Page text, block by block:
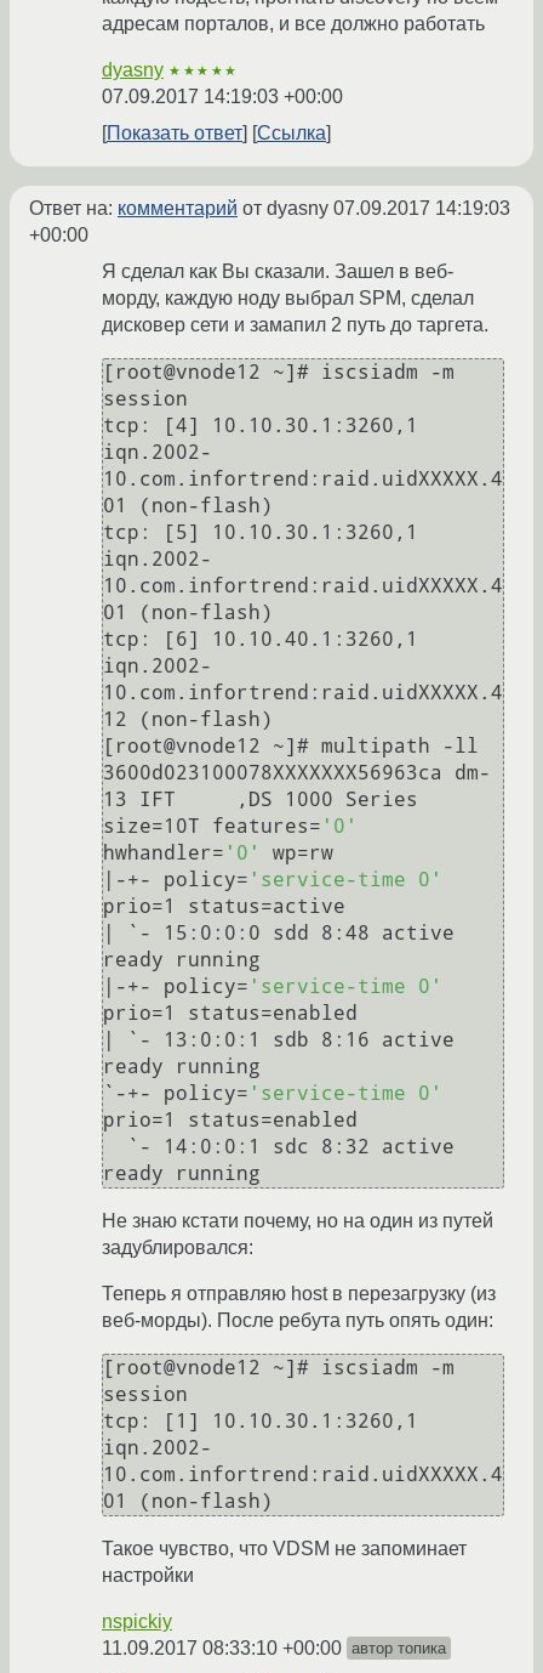
адресам порталов, и все должно работать
dyasny ★★★★★
07.09.2017 14:19:03 +00:00
Показать ответ
Ссылка
Ответ на: комментарий от dyasny 07.09.2017 14:19:03
+00:00
Я сделал как Вы сказали. Зашел в веб-
морду, каждую ноду выбрал SPM, сделал
дисковер сети и замапил 2 путь до таргета.
[root@vnode12 ~]# iscsiadm -m
session
tcp: [4] 10.10.30.1:3260,1
iqn.2002-
10.com.infortrend:raid.uidXXXXX.4
01 (non-flash)
tcp: [5] 10.10.30.1:3260,1
iqn.2002-
10.com.infortrend:raid.uidXXXXX.4
01 (non-flash)
tcp: [6] 10.10.40.1:3260,1
iqn.2002-
10.com.infortrend:raid.uidXXXXX.4
12 (non-flash)
[root@vnode12 ~]# multipath -ll
3600d023100078XXXXXXX56963ca dm-
13 IFT     ,DS 1000 Series
size=10T features= '0'
hwhandler= '0'
wp=rw
|-+- policy= 'service-time 0'
prio=1 status=active
| `- 15:0:0:0 sdd 8:48 active
ready running
|-+- policy= 'service-time 0'
prio=1 status=enabled
| `- 13:0:0:1 sdb 8:16 active
ready running
`-+- policy= 'service-time 0'
prio=1 status=enabled
Не знаю кстати почему, но на один из путей
задублировался:
Теперь я отправляю host в перезагрузку (из
веб-морды). После ребута путь опять один:
[root@vnode12 ~]# iscsiadm -m
session
tcp: [1] 10.10.30.1:3260,1
iqn.2002-
10.com.infortrend:raid.uidXXXXX.4
Такое чувство, что VDSM не запоминает
настройки
nspickiy
11.09.2017 08:33:10 +00:00 автор топика